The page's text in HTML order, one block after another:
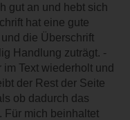
gut an und hebt sich
hat eine gute
die Überschrift
Handlung zuträgt. -
Text wiederholt und
der Rest der Seite
ob dadurch das
Für mich beinhaltet